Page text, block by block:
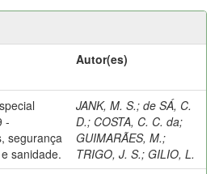
Autor(es)
-
segurança
sanidade.
JANK, M. S.; de SÁ, C.
D.; COSTA, C. C. da;
GUIMARÃES, M.;
TRIGO, J. S.; GILIO, L.